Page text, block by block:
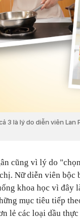
3 là lý do diễn viên
cũng vì lý do
Nữ diễn viên bộc
khoa học vì đây
mục tiêu tiếp
lẻ các loại dầu